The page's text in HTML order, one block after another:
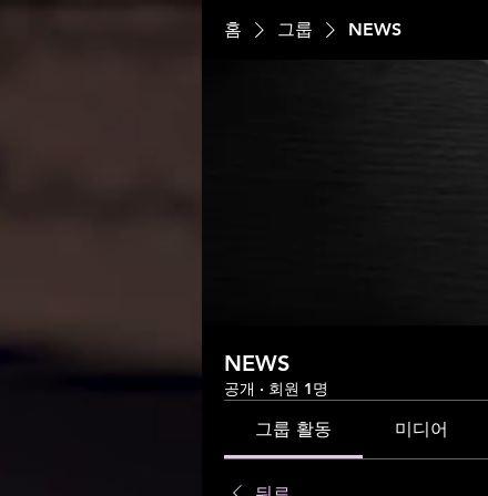
홈 그룹 NEWS
NEWS
공개 · 회원 1명
그룹 활동 미디어